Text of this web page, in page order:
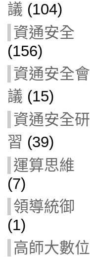
議 (104)
資通安全
(156)
資通安全會
議 (15)
資通安全研
習 (39)
運算思維
(7)
領導統御
(1)
高師大數位